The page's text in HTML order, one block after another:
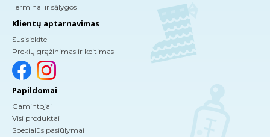
Terminai ir sąlygos
Klientų aptarnavimas
Susisiekite
Prekių grąžinimas ir keitimas
Papildomai
Gamintojai
Visi produktai
Specialūs pasiūlymai